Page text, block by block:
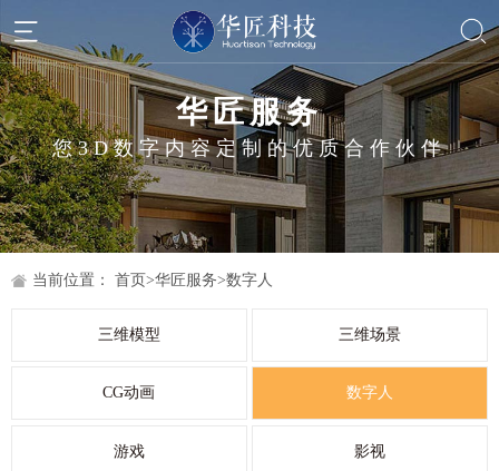
华匠服务
您3D数字内容定制的优质合作伙伴
当前位置： 首页>华匠服务>数字人
三维模型 三维场景
CG动画 数字人
游戏 影视